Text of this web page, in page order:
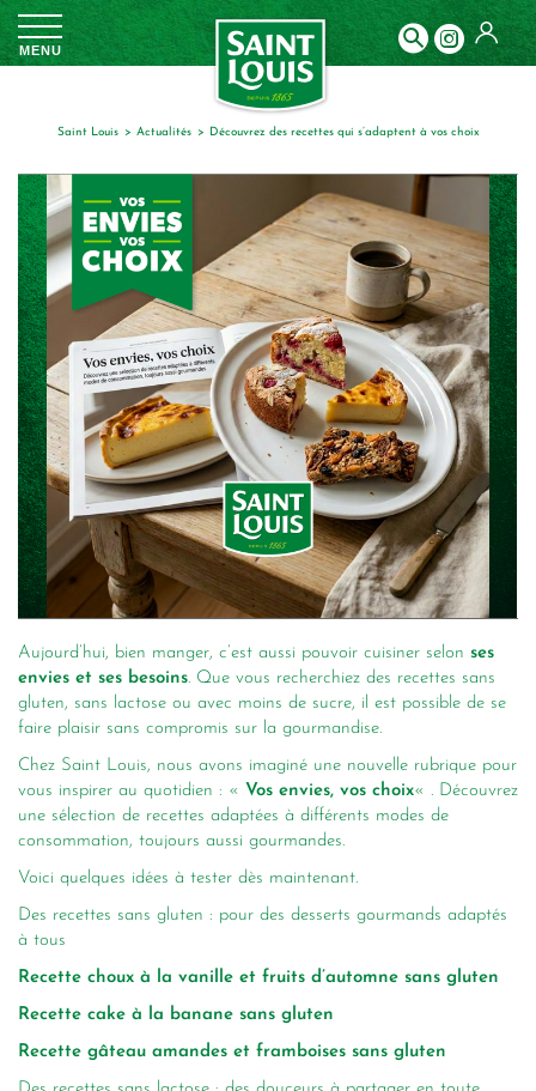
MENU
Saint Louis actualités découvrez des recettes qui s’adaptent à vos choix
Aujourd’hui, bien manger, c’est aussi pouvoir cuisiner selon ses
envies et ses besoins. Que vous recherchiez des recettes sans
gluten, sans lactose ou avec moins de sucre, il est possible de se
faire plaisir sans compromis sur la gourmandise.
Chez Saint Louis, nous avons imaginé une nouvelle rubrique pour
vous inspirer au quotidien : « Vos envies, vos choix« . Découvrez
une sélection de recettes adaptées à différents modes de
consommation, toujours aussi gourmandes.
Voici quelques idées à tester dès maintenant.
Des recettes sans gluten : pour des desserts gourmands adaptés
à tous
Recette choux à la vanille et fruits d’automne sans gluten
Recette cake à la banane sans gluten
Recette gâteau amandes et framboises sans gluten
Panneau de gestion des cookies